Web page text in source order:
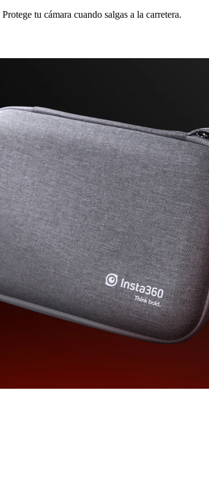
Protege tu cámara cuando salgas a la carretera.